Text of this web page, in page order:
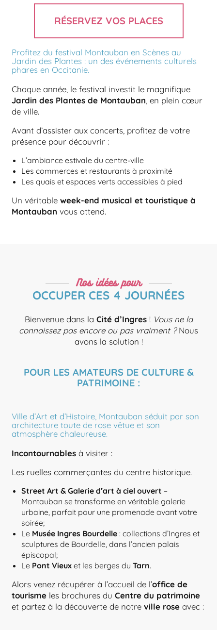
RÉSERVEZ VOS PLACES
Profitez du festival Montauban en Scènes au
Jardin des Plantes : un des événements culturels
phares en Occitanie.
Chaque année, le festival investit le magnifique
Jardin des Plantes de Montauban , en plein cœur
de ville.
Avant d’assister aux concerts, profitez de votre
présence pour découvrir :
L’ambiance estivale du centre-ville
Les commerces et restaurants à proximité
Les quais et espaces verts accessibles à pied
Un véritable week-end musical et touristique à
Montauban vous attend.
Nos idées pour
OCCUPER CES 4 JOURNÉES
Bienvenue dans la Cité d’Ingres! Vous ne la
connaissez pas encore ou pas vraiment ?Nous
avons la solution !
POUR LES AMATEURS DE CULTURE &
PATRIMOINE :
Ville d’Art et d’Histoire, Montauban séduit par son
architecture toute de rose vêtue et son
atmosphère chaleureuse.
Incontournables à visiter :
Les ruelles commerçantes du centre historique.
Street Art & Galerie d’art à ciel ouvert –
Montauban se transforme en véritable galerie
urbaine, parfait pour une promenade avant votre
soirée;
Le Musée Ingres Bourdelle : collections d’Ingres et
sculptures de Bourdelle, dans l’ancien palais
épiscopal;
Le Pont Vieux et les berges du Tarn.
Alors venez récupérer à l’accueil de l’office de
tourisme les brochures du Centre du patrimoine
et partez à la découverte de notre ville rose avec :